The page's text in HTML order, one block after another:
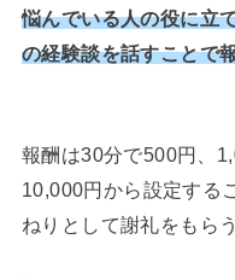
悩んでいる人の役に立
の経験談を話すことで
報酬は30分で500円、
10,000円から設定する
ねりとして謝礼をもら